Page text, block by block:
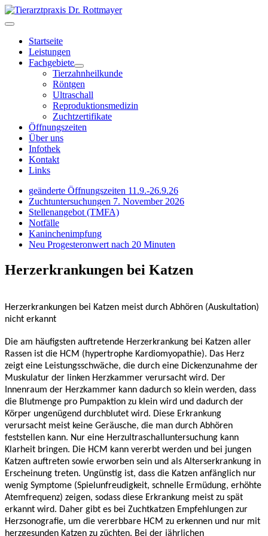
Startseite
Leistungen
Fachgebiete
Tierzahnheilkunde
Röntgen
Ultraschall
Reproduktionsmedizin
Zuchtzertifikate
Öffnungszeiten
Über uns
Infothek
Kontakt
Links
geänderte Öffnungszeiten 11.9.-26.9.26
Zuchtuntersuchungen 7. November 2026
Stellenangebot (TMFA)
Notfälle
Kaninchenimpfung
Neu Progesteronwert nach 20 Minuten
Herzerkrankungen bei Katzen
Herzerkrankungen bei Katzen meist durch Abhören (Auskultation)
nicht erkannt
Die am häufigsten auftretende Herzerkrankung bei Katzen aller
Rassen ist die HCM (hypertrophe Kardiomyopathie). Das Herz
zeigt eine Leistungsschwäche, die durch eine Dickenzunahme der
Muskulatur der linken Herzkammer verursacht wird. Der
Innenraum der Herzkammer kann dadurch so klein werden, dass
die Blutmenge pro Pumpaktion zu klein wird und dadurch der
Körper ungenügend durchblutet wird. Diese Erkrankung
verursacht meist keine Geräusche, die man durch Abhören
feststellen kann. Nur eine Herzultraschalluntersuchung kann
Klarheit bringen. Die HCM kann vererbt werden und bei jungen
Katzen auftreten sowie erworben sein und als Alterserkrankung in
Erscheinung treten. Ungünstig ist, dass die Katzen anfänglich nur
wenig Symptome (Spielunfreudigkeit, schnelle Ermüdung, erhöhte
Atemfrequenz) zeigen, sodass diese Erkrankung meist zu spät
erkannt wird. Daher gibt es bei Zuchtkatzen Empfehlungen zur
Herzsonografie, um die vererbbare HCM zu erkennen und nur mit
herzgesunden Katzen zu züchten. Bei der jährlichen